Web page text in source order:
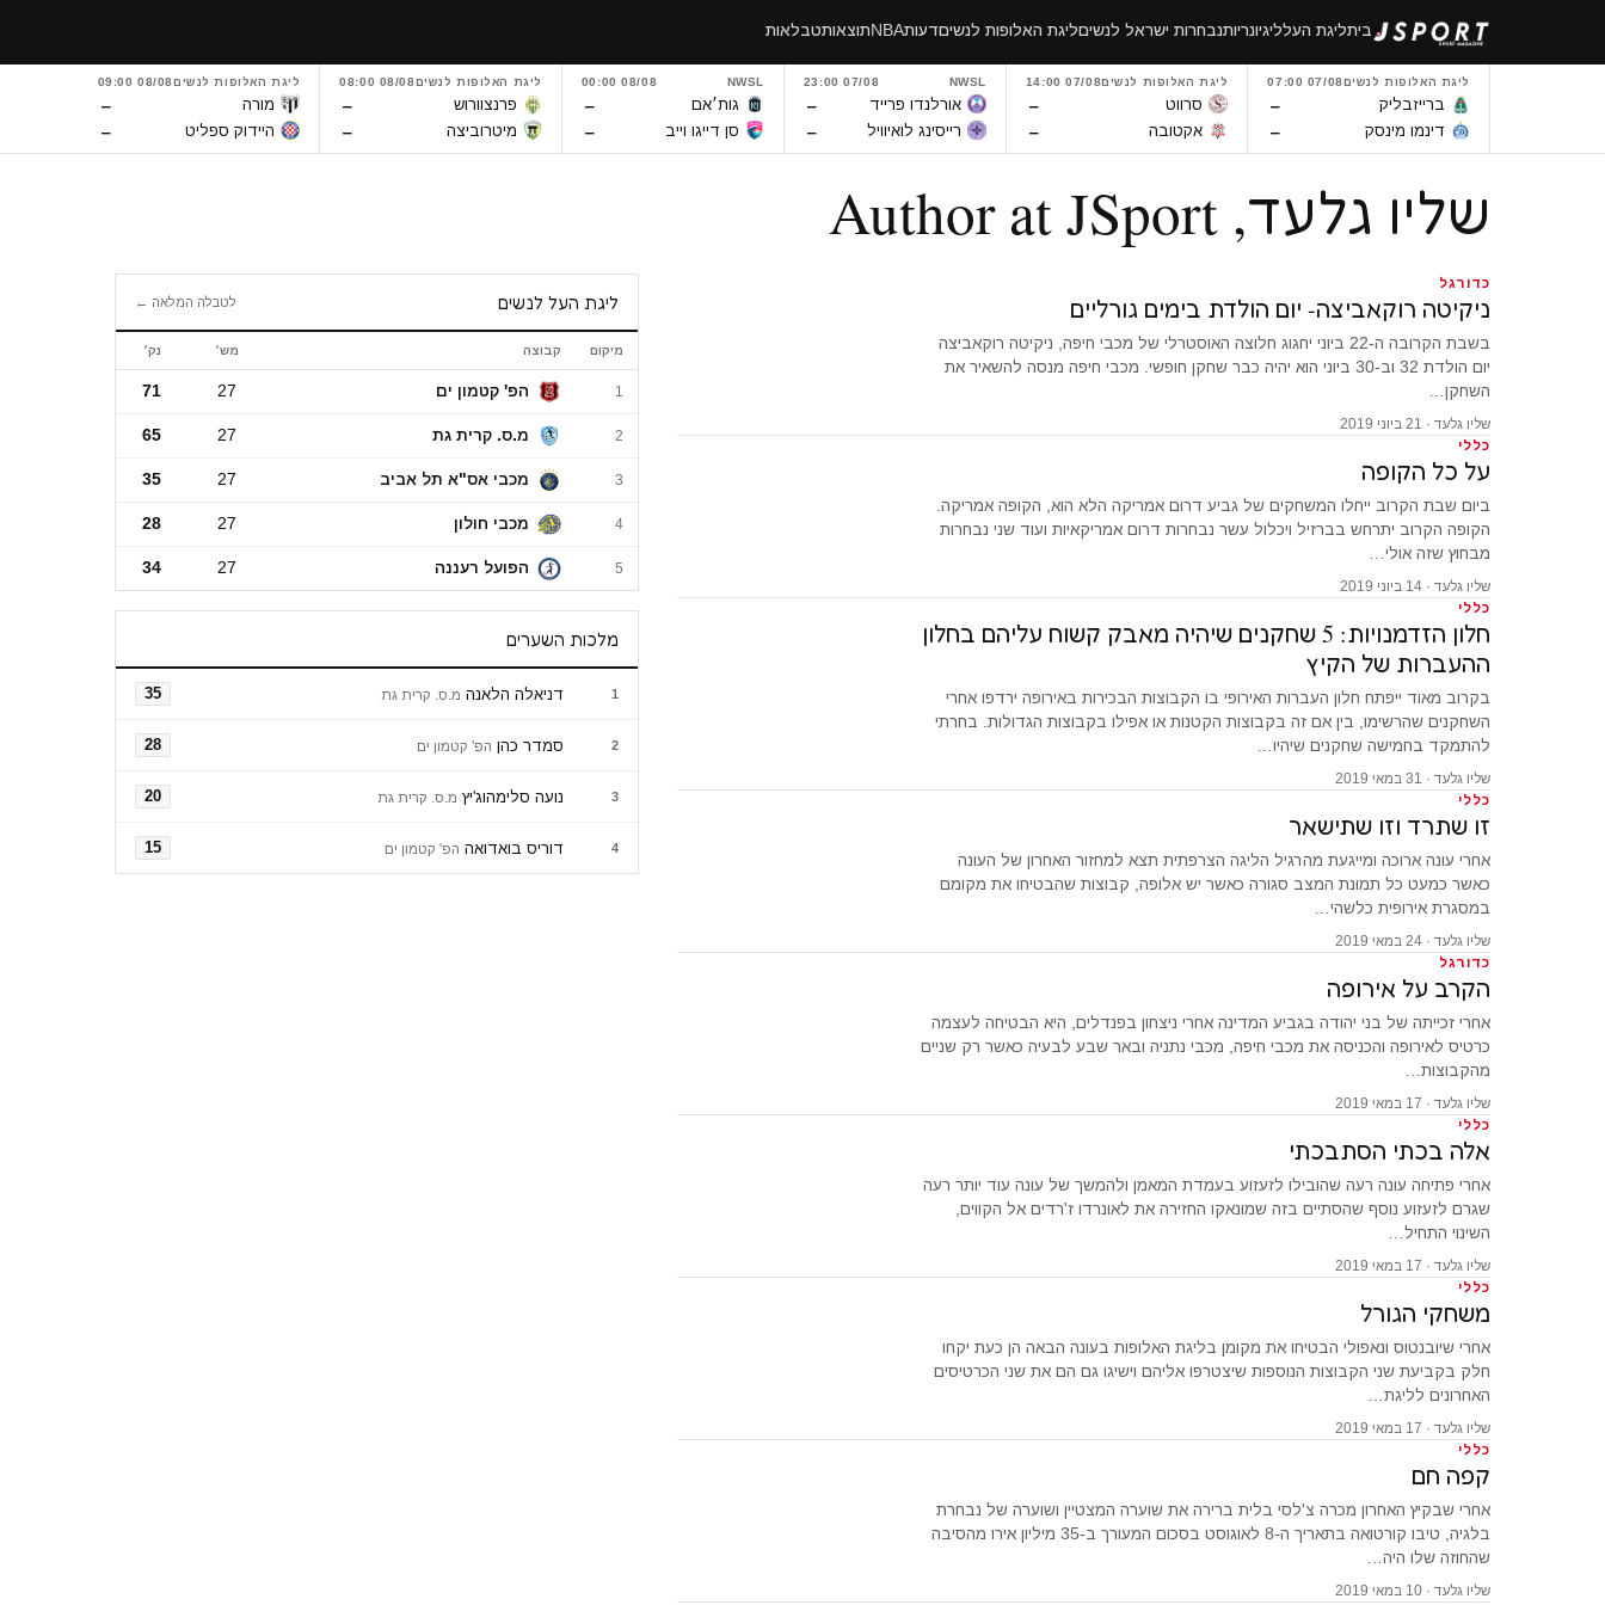
ביתליגת העלליגיונריותנבחרות ישראל לנשיםליגת האלופות לנשיםדעותNBAתוצאותטבלאות
ליגת האלופות לנשים07/08 07:00
ברייזבליק –
דינמו מינסק –
ליגת האלופות לנשים07/08 14:00
סרווט –
אקטובה –
NWSL
07/08 23:00
אורלנדו פרייד –
רייסינג לואיוויל –
NWSL
08/08 00:00
גות׳אם –
סן דייגו וייב –
ליגת האלופות לנשים08/08 08:00
פרנצוורוש –
מיטרוביצה –
ליגת האלופות לנשים08/08 09:00
מורה –
היידוק ספליט –
שליו גלעד, Author at JSport
כדורגל
ניקיטה רוקאביצה- יום הולדת בימים גורליים
בשבת הקרובה ה-22 ביוני יחגוג חלוצה האוסטרלי של מכבי חיפה, ניקיטה רוקאביצה
יום הולדת 32 וב-30 ביוני הוא יהיה כבר שחקן חופשי. מכבי חיפה מנסה להשאיר את
השחקן…
שליו גלעד · 21 ביוני 2019
כללי
על כל הקופה
ביום שבת הקרוב ייחלו המשחקים של גביע דרום אמריקה הלא הוא, הקופה אמריקה.
הקופה הקרוב יתרחש בברזיל ויכלול עשר נבחרות דרום אמריקאיות ועוד שני נבחרות
מבחוץ שזה אולי…
שליו גלעד · 14 ביוני 2019
כללי
חלון הזדמנויות: 5 שחקנים שיהיה מאבק קשוח עליהם בחלון
ההעברות של הקיץ
בקרוב מאוד ייפתח חלון העברות האירופי בו הקבוצות הבכירות באירופה ירדפו אחרי
השחקנים שהרשימו, בין אם זה בקבוצות הקטנות או אפילו בקבוצות הגדולות. בחרתי
להתמקד בחמישה שחקנים שיהיו…
שליו גלעד · 31 במאי 2019
כללי
זו שתרד וזו שתישאר
אחרי עונה ארוכה ומייגעת מהרגיל הליגה הצרפתית תצא למחזור האחרון של העונה
כאשר כמעט כל תמונת המצב סגורה כאשר יש אלופה, קבוצות שהבטיחו את מקומם
במסגרת אירופית כלשהי…
שליו גלעד · 24 במאי 2019
כדורגל
הקרב על אירופה
אחרי זכייתה של בני יהודה בגביע המדינה אחרי ניצחון בפנדלים, היא הבטיחה לעצמה
כרטיס לאירופה והכניסה את מכבי חיפה, מכבי נתניה ובאר שבע לבעיה כאשר רק שניים
מהקבוצות…
שליו גלעד · 17 במאי 2019
כללי
אלה בכתי הסתבכתי
אחרי פתיחה עונה רעה שהובילו לזעזוע בעמדת המאמן ולהמשך של עונה עוד יותר רעה
שגרם לזעזוע נוסף שהסתיים בזה שמונאקו החזירה את לאונרדו ז'רדים אל הקווים,
השינוי התחיל…
שליו גלעד · 17 במאי 2019
כללי
משחקי הגורל
אחרי שיובנטוס ונאפולי הבטיחו את מקומן בליגת האלופות בעונה הבאה הן כעת יקחו
חלק בקביעת שני הקבוצות הנוספות שיצטרפו אליהם וישיגו גם הם את שני הכרטיסים
האחרונים לליגת…
שליו גלעד · 17 במאי 2019
כללי
קפה חם
אחרי שבקיץ האחרון מכרה צ'לסי בלית ברירה את שוערה המצטיין ושוערה של נבחרת
בלגיה, טיבו קורטואה בתאריך ה-8 לאוגוסט בסכום המעורך ב-35 מיליון אירו מהסיבה
שהחוזה שלו היה…
שליו גלעד · 10 במאי 2019
ליגת העל לנשים לטבלה המלאה ←
ליגת העל לנשים
מיקום קבוצה מש׳ נק׳
1 הפ' קטמון ים 27
71
2 מ.ס. קרית גת 27
65
3 מכבי אס"א תל אביב 27
35
4 מכבי חולון 27
28
5 הפועל רעננה 27
34
מלכות השערים
1 דניאלה הלאנה מ.ס. קרית גת 35
2 סמדר כהן הפ' קטמון ים 28
3 נועה סלימהוג'יץ מ.ס. קרית גת 20
4 דוריס בואדואה הפ' קטמון ים 15